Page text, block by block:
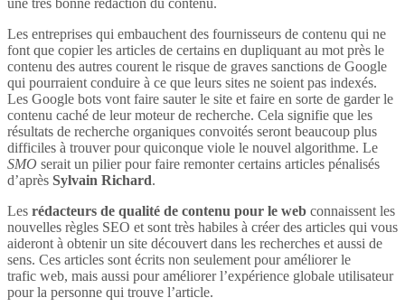
une très bonne rédaction du contenu.
Les entreprises qui embauchent des fournisseurs de contenu qui ne
font que copier les articles de certains en dupliquant au mot près le
contenu des autres courent le risque de graves sanctions de Google
qui pourraient conduire à ce que leurs sites ne soient pas indexés.
Les Google bots vont faire sauter le site et faire en sorte de garder le
contenu caché de leur moteur de recherche. Cela signifie que les
résultats de recherche organiques convoités seront beaucoup plus
difficiles à trouver pour quiconque viole le nouvel algorithme. Le
SMO serait un pilier pour faire remonter certains articles pénalisés
d’après Sylvain Richard.
Les rédacteurs de qualité de contenu pour le web connaissent les
nouvelles règles SEO et sont très habiles à créer des articles qui vous
aideront à obtenir un site découvert dans les recherches et aussi de
sens. Ces articles sont écrits non seulement pour améliorer le
trafic web, mais aussi pour améliorer l’expérience globale utilisateur
pour la personne qui trouve l’article.